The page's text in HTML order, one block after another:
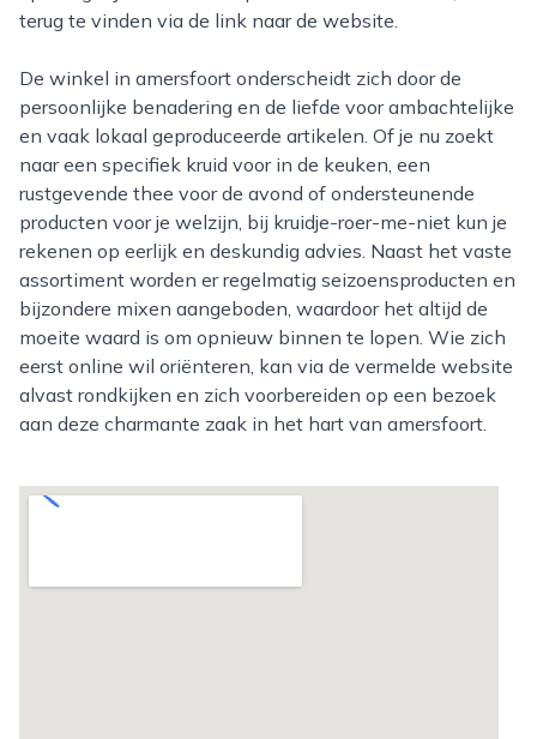
terug te vinden via de link naar de website.
De winkel in amersfoort onderscheidt zich door de
persoonlijke benadering en de liefde voor ambachtelijke
en vaak lokaal geproduceerde artikelen. Of je nu zoekt
naar een specifiek kruid voor in de keuken, een
rustgevende thee voor de avond of ondersteunende
producten voor je welzijn, bij kruidje-roer-me-niet kun je
rekenen op eerlijk en deskundig advies. Naast het vaste
assortiment worden er regelmatig seizoensproducten en
bijzondere mixen aangeboden, waardoor het altijd de
moeite waard is om opnieuw binnen te lopen. Wie zich
eerst online wil oriënteren, kan via de vermelde website
alvast rondkijken en zich voorbereiden op een bezoek
aan deze charmante zaak in het hart van amersfoort.